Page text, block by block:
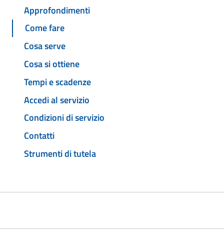
Approfondimenti
Come fare
Cosa serve
Cosa si ottiene
Tempi e scadenze
Accedi al servizio
Condizioni di servizio
Contatti
Strumenti di tutela